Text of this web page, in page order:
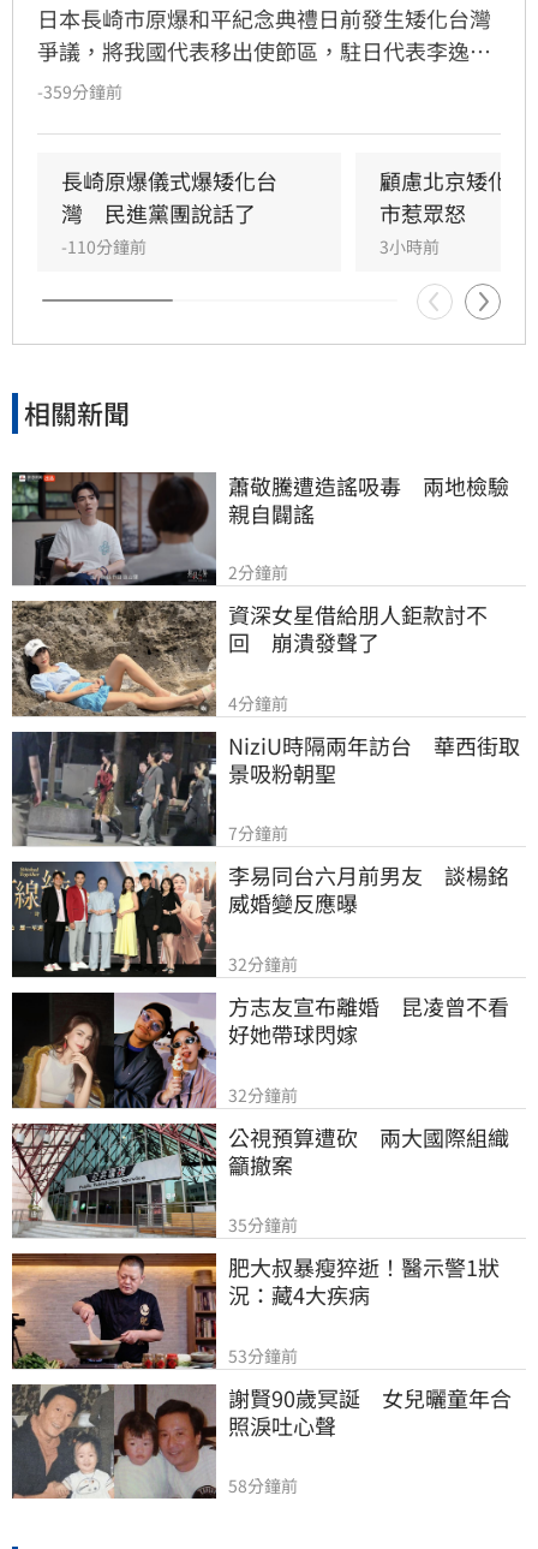
日本長崎市原爆和平紀念典禮日前發生矮化台灣
爭議，將我國代表移出使節區，駐日代表李逸洋
拒絕出席以捍衛國格。民進黨發言人林楚茵對此
隙。林楚茵強調，台灣始終致力於維護世界和
平，台日關係深厚，不該因外力介入受影響。
-359分鐘前
長崎原爆儀式爆矮化台
灣　民進黨團說話了
-110分鐘前
顧慮北京矮化
市惹眾怒
3小時前
相關新聞
蕭敬騰遭造謠吸毒　兩地檢驗
親自闢謠
2分鐘前
資深女星借給朋人鉅款討不
回　崩潰發聲了
4分鐘前
NiziU時隔兩年訪台　華西街取
景吸粉朝聖
7分鐘前
李易同台六月前男友　談楊銘
威婚變反應曝
32分鐘前
方志友宣布離婚　昆凌曾不看
好她帶球閃嫁
32分鐘前
公視預算遭砍　兩大國際組織
籲撤案
35分鐘前
肥大叔暴瘦猝逝！醫示警1狀
況：藏4大疾病
53分鐘前
謝賢90歲冥誕　女兒曬童年合
照淚吐心聲
58分鐘前